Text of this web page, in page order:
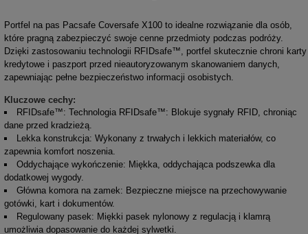
Portfel na pas Pacsafe Coversafe X100 to idealne rozwiązanie dla osób,
które pragną zabezpieczyć swoje cenne przedmioty podczas podróży.
Dzięki zastosowaniu technologii RFIDsafe™, portfel skutecznie chroni karty
kredytowe i paszport przed nieautoryzowanym skanowaniem danych,
zapewniając pełne bezpieczeństwo informacji osobistych.
Kluczowe cechy:
RFIDsafe™: Technologia RFIDsafe™: Blokuje sygnały RFID, chroniąc
dane przed kradzieżą.
Lekka konstrukcja: Wykonany z trwałych i lekkich materiałów, co
zapewnia komfort noszenia.
Oddychające wykończenie: Miękka, oddychająca podszewka dla
dodatkowej wygody.
Główna komora na zamek: Bezpieczne miejsce na przechowywanie
gotówki, kart i dokumentów.
Regulowany pasek: Miękki pasek nylonowy z regulacją i klamrą
umożliwia dopasowanie do każdej sylwetki.